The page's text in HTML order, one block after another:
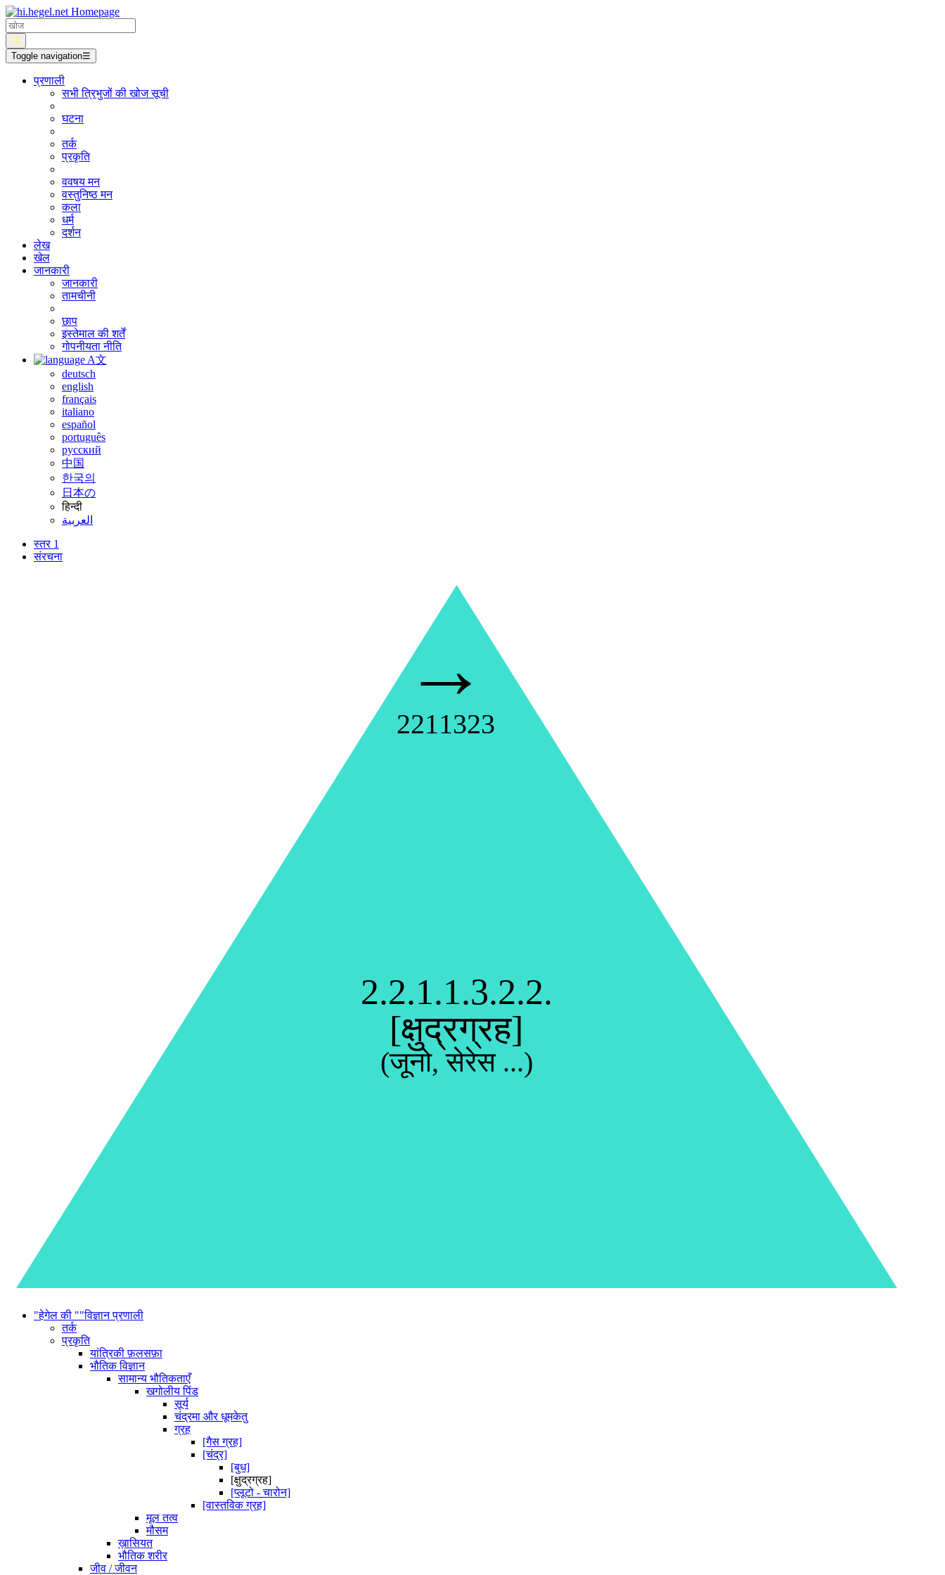
Toggle navigation☰
प्रणाली
सभी त्रिभुजों की खोज सूची
घटना
तर्क
प्रकृति
ववषय मन
वस्तुनिष्ठ मन
कला
धर्म
दर्शन
लेख
खेल
जानकारी
जानकारी
तामचीनी
छाप
इस्तेमाल की शर्तें
गोपनीयता नीति
A文
deutsch
english
français
italiano
español
português
русский
中国
한국의
日本の
हिन्दी
العربية
स्तर 1
संरचना
2.2.1.1.3.2.2.
[क्षुद्रग्रह]
(जूनो, सेरेस ...)
→
2211323
"हेगेल की ""विज्ञान प्रणाली
तर्क
प्रकृति
यांत्रिकी फ़लसफ़ा
भौतिक विज्ञान
सामान्य भौतिकताएँ
खगोलीय पिंड
सूर्य
चंद्रमा और धूमकेतु
ग्रह
[गैस ग्रह]
[चंद्र]
[बुध]
[क्षुद्रग्रह]
[प्लूटो - चारोन]
[वास्तविक ग्रह]
मूल तत्व
मौसम
ख़ासियत
भौतिक शरीर
जीव / जीवन